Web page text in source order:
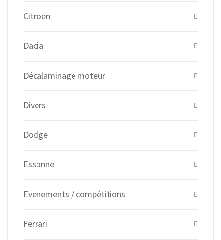
Citroën
Dacia
Décalaminage moteur
Divers
Dodge
Essonne
Evenements / compétitions
Ferrari